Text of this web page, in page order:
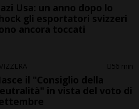
Usa: un anno dopo lo
gli esportatori svizzeri
ancora toccati
56 min
il "Consiglio della
in vista del voto di